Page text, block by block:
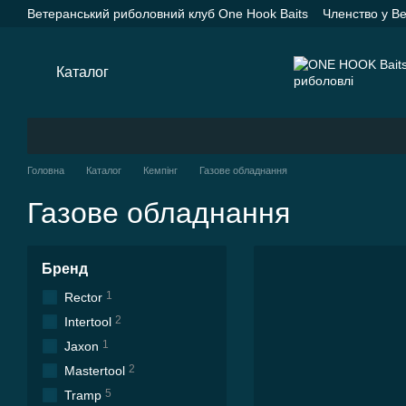
Перейти до основного контенту
Ветеранський риболовний клуб One Hook Baits
Членство у
Каталог
Головна Каталог Кемпінг Газове обладнання
Газове обладнання
Бренд
Rector 1
Intertool 2
Jaxon 1
Mastertool 2
Tramp 5